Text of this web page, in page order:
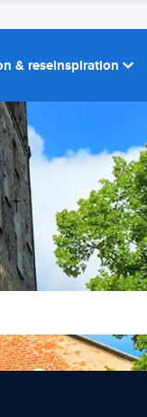
& reseinspiration